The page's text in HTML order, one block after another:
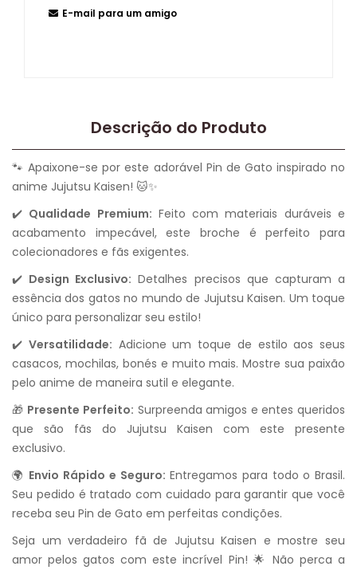
E-mail para um amigo
Descrição do Produto
🐾 Apaixone-se por este adorável Pin de Gato inspirado no
anime Jujutsu Kaisen! 🐱✨
✔️ Qualidade Premium: Feito com materiais duráveis e
acabamento impecável, este broche é perfeito para
colecionadores e fãs exigentes.
✔️ Design Exclusivo: Detalhes precisos que capturam a
essência dos gatos no mundo de Jujutsu Kaisen. Um toque
único para personalizar seu estilo!
✔️ Versatilidade: Adicione um toque de estilo aos seus
casacos, mochilas, bonés e muito mais. Mostre sua paixão
pelo anime de maneira sutil e elegante.
🎁 Presente Perfeito: Surpreenda amigos e entes queridos
que são fãs do Jujutsu Kaisen com este presente
exclusivo.
🌍 Envio Rápido e Seguro: Entregamos para todo o Brasil.
Seu pedido é tratado com cuidado para garantir que você
receba seu Pin de Gato em perfeitas condições.
Seja um verdadeiro fã de Jujutsu Kaisen e mostre seu
amor pelos gatos com este incrível Pin! 🌟 Não perca a